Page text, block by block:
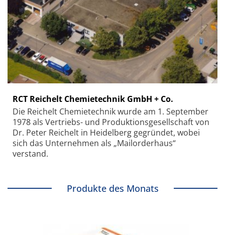
RCT Reichelt Chemietechnik GmbH + Co.
Die Reichelt Chemietechnik wurde am 1. September
1978 als Vertriebs- und Produktionsgesellschaft von
Dr. Peter Reichelt in Heidelberg gegründet, wobei
sich das Unternehmen als „Mailorderhaus“
verstand.
Produkte des Monats